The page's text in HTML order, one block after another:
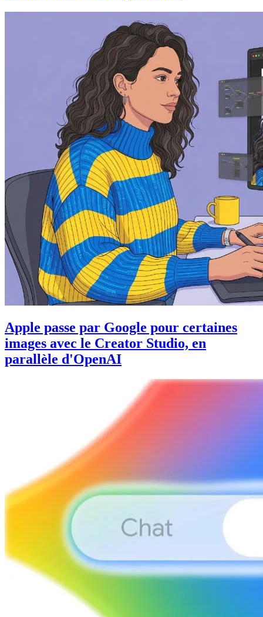
Apple passe par Google pour certaines
images avec le Creator Studio, en
parallèle d'OpenAI